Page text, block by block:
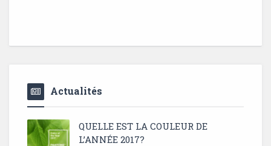
Actualités
QUELLE EST LA COULEUR DE
L’ANNÉE 2017?